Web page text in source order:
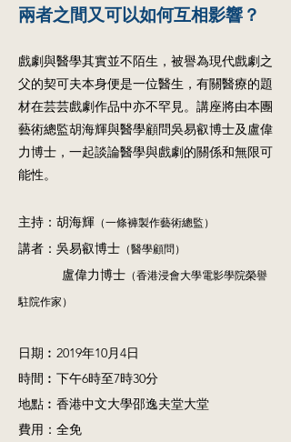
兩者之間又可以如何互相影響？
戲劇與醫學其實並不陌生，被譽為現代戲劇之
父的契可夫本身便是一位醫生，有關醫療的題
材在芸芸戲劇作品中亦不罕見。講座將由本團
藝術總監胡海輝與醫學顧問吳易叡博士及盧偉
力博士，一起談論醫學與戲劇的關係和無限可
能性。
主持：胡海輝 （一條褲製作藝術總監）
講者：吳易叡博士 （醫學顧問）
盧偉力博士 （香港浸會大學電影學院榮譽
駐院作家）
日期︰2019年10月4日
時間︰下午6時至7時30分
地點︰香港中文大學邵逸夫堂大堂
費用：全免